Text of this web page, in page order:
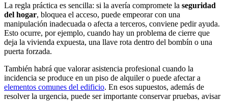
La regla práctica es sencilla: si la avería compromete la seguridad
del hogar, bloquea el acceso, puede empeorar con una
manipulación inadecuada o afecta a terceros, conviene pedir ayuda.
Esto ocurre, por ejemplo, cuando hay un problema de cierre que
deja la vivienda expuesta, una llave rota dentro del bombín o una
puerta forzada.
También habrá que valorar asistencia profesional cuando la
incidencia se produce en un piso de alquiler o puede afectar a
elementos comunes del edificio. En esos supuestos, además de
resolver la urgencia, puede ser importante conservar pruebas, avisar